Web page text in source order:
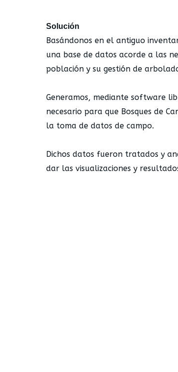
Solución
Basándonos en el antiguo
una base de datos acorde a las
población y su gestión de
Generamos, mediante software
necesario para que Bosques de
la toma de datos de campo.
Dichos datos fueron tratados y
dar las visualizaciones y